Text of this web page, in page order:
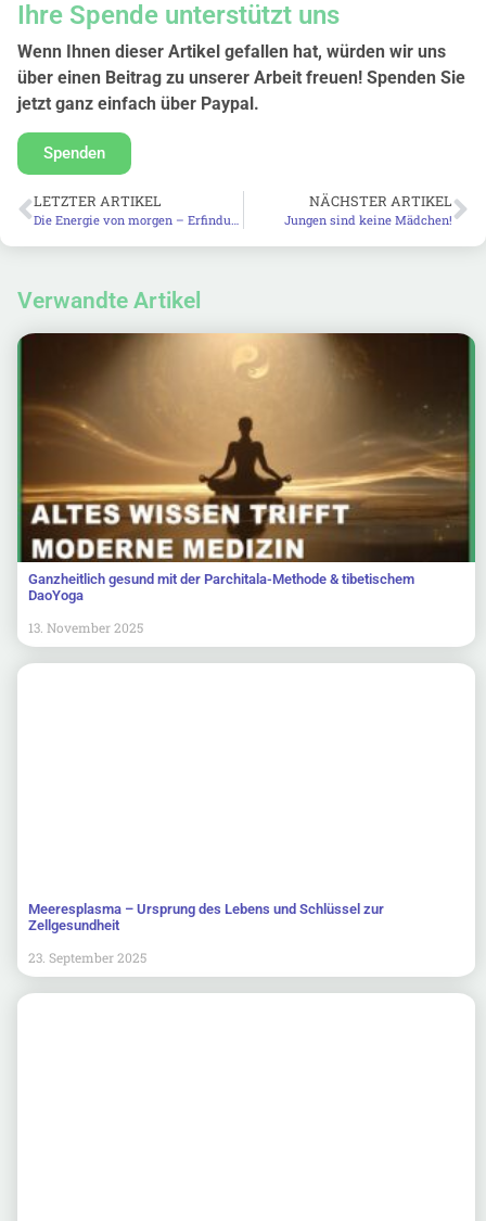
Ihre Spende unterstützt uns
Wenn Ihnen dieser Artikel gefallen hat, würden wir uns
über einen Beitrag zu unserer Arbeit freuen! Spenden Sie
jetzt ganz einfach über Paypal.
Spenden
LETZTER ARTIKEL
Die Energie von morgen – Erfindungen und Lösungen für die Menschheit!
NÄCHSTER ARTIKEL
Jungen sind keine Mädchen!
Verwandte Artikel
Ganzheitlich gesund mit der Parchitala-Methode & tibetischem
DaoYoga
13. November 2025
Meeresplasma – Ursprung des Lebens und Schlüssel zur
Zellgesundheit
23. September 2025